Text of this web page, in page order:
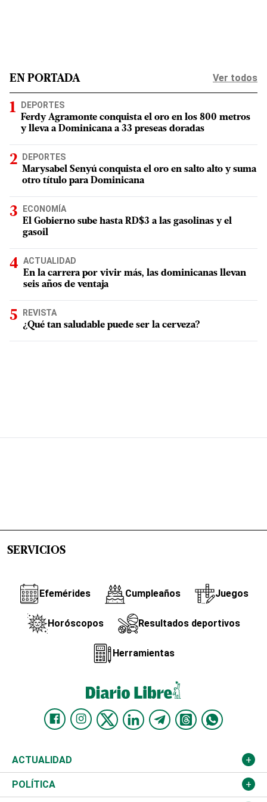
EN PORTADA Ver todos
DEPORTES
Ferdy Agramonte conquista el oro en los 800 metros
y lleva a Dominicana a 33 preseas doradas
DEPORTES
Marysabel Senyú conquista el oro en salto alto y suma
otro título para Dominicana
ECONOMÍA
El Gobierno sube hasta RD$3 a las gasolinas y el
gasoil
ACTUALIDAD
En la carrera por vivir más, las dominicanas llevan
seis años de ventaja
REVISTA
¿Qué tan saludable puede ser la cerveza?
SERVICIOS
Efemérides Cumpleaños Juegos
Horóscopos Resultados deportivos
Herramientas
ACTUALIDAD
Nacional
POLÍTICA